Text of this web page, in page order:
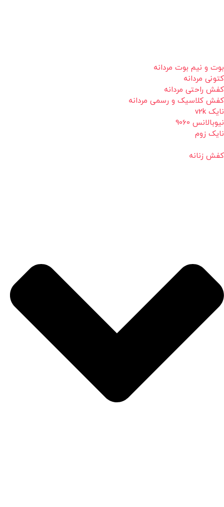
بوت و نیم بوت مردانه
کتونی مردانه
کفش راحتی مردانه
کفش کلاسیک و رسمی مردانه
نایک v2k
نیوبالانس 9060
نایک زوم
کفش زنانه